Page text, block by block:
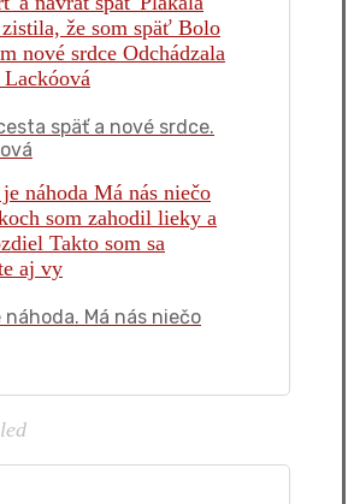
späť a nové srdce.
Má nás niečo